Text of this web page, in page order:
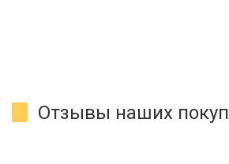
Отзывы наших